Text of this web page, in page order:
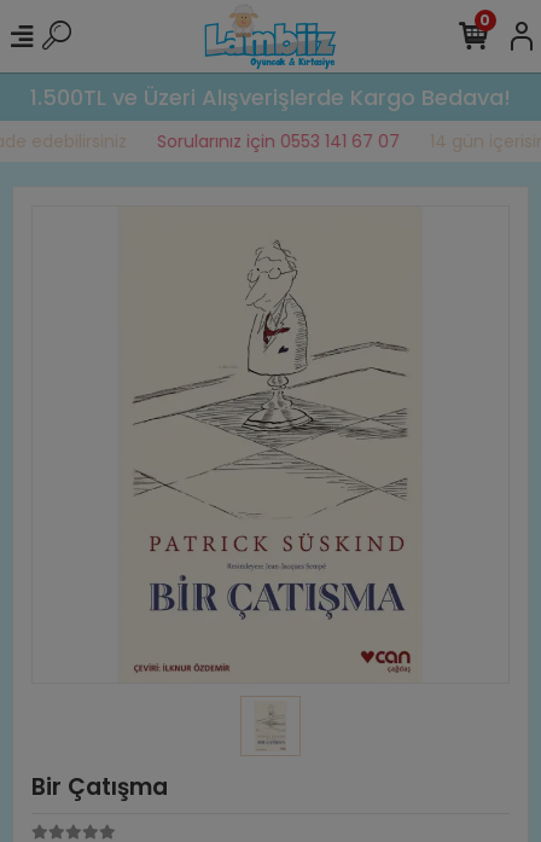
1.500TL ve Üzeri Alışverişlerde Kargo Bedava!
edebilirsiniz Sorularınız için 0553 141 67 07 14 gün
0
Bir Çatışma